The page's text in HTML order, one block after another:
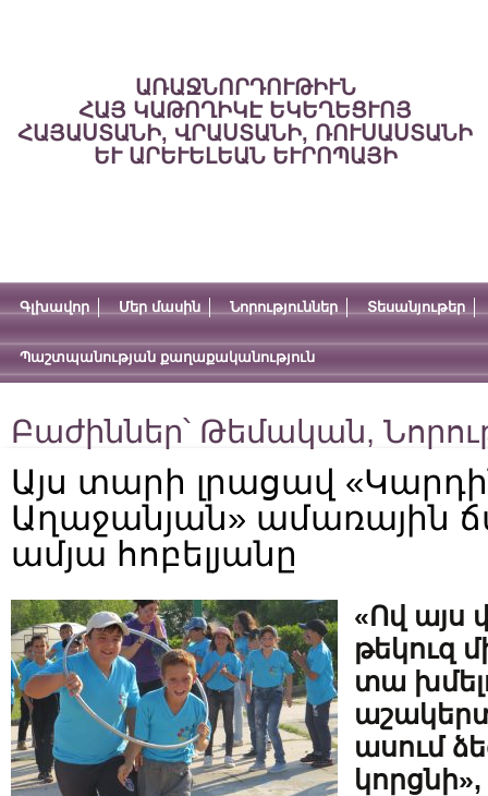
ԱՌԱՋՆՈՐԴՈՒԹԻՒՆ
ՀԱՅ ԿԱԹՈՂԻԿԷ ԵԿԵՂԵՑՒՈՅ
ՀԱՅԱՍՏԱՆԻ, ՎՐԱՍՏԱՆԻ, ՌՈՒՍԱՍՏԱՆԻ
ԵՒ ԱՐԵՒԵԼԵԱՆ ԵՒՐՈՊԱՅԻ
Գլխավոր Մեր մասին Նորություններ Տեսանյութեր
Պաշտպանության քաղաքականություն
Բաժիններ՝ Թեմական,
Այս տարի լրացավ
Աղաջանյան» ամառային
ամյա հոբելյանը
«Ով այս
թեկուզ
տա
ասում